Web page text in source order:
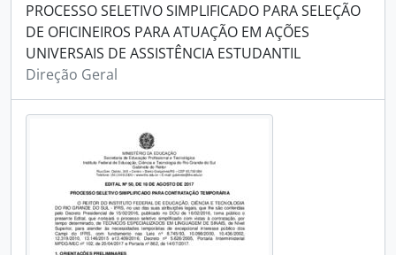
PROCESSO SELETIVO SIMPLIFICADO PARA SELEÇÃO
DE OFICINEIROS PARA ATUAÇÃO EM AÇÕES
UNIVERSAIS DE ASSISTÊNCIA ESTUDANTIL
Direção Geral